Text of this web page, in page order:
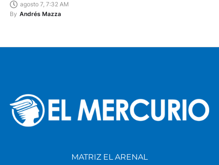
agosto 7, 7:32 AM
By Andrés Mazza
MATRIZ EL ARENAL